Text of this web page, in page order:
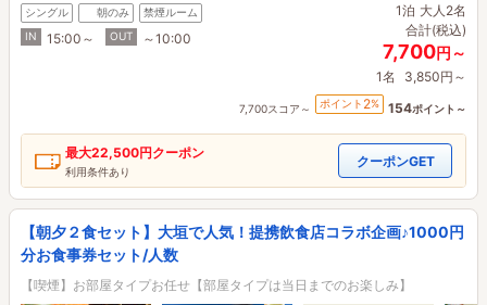
シングル 朝のみ
禁煙ルーム
IN
15:00～ OUT ～10:00
1泊 大人2名
合計(税込)
7,700円～
1名 3,850円～
7,700スコア～ ポイント 2% 154ポイント～
最大22,500円クーポン
利用条件あり
クーポンGET
【朝夕２食セット】大垣で人気！提携飲食店コラボ企画♪1000円
分お食事券セット/人数
【喫煙】お部屋タイプお任せ【部屋タイプは当日までのお楽しみ】